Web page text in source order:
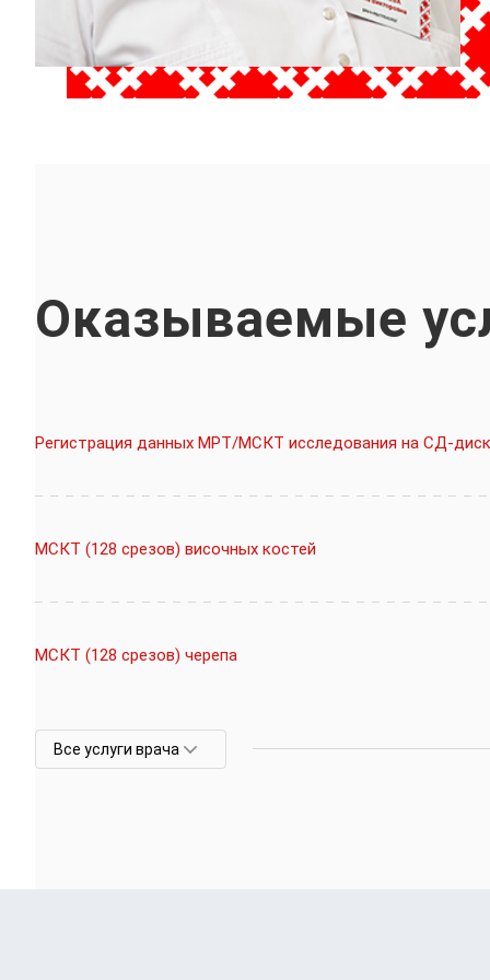
Оказываемые
Регистрация данных МРТ/МСКТ исследования на СД-диск
МСКТ (128 срезов) височных костей
МСКТ (128 срезов) черепа
Все услуги врача